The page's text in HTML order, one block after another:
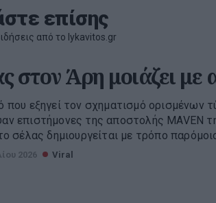
επίσης
από το lykavitos.gr
στον Άρη μοιάζει με
που εξηγεί τον σχηματισμό ορισμένων
επιστήμονες της αποστολής MAVEN
σέλας δημιουργείται με τρόπο
2026 Viral